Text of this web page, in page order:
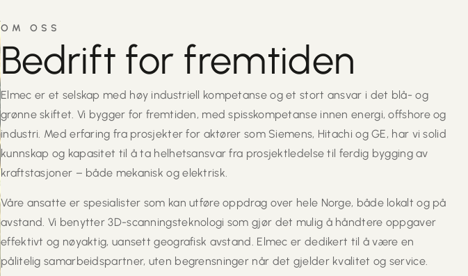
OM OSS
Bedrift for fremtiden
Elmec er et selskap med høy industriell kompetanse og et stort ansvar i det blå- og
grønne skiftet. Vi bygger for fremtiden, med spisskompetanse innen energi, offshore og
industri. Med erfaring fra prosjekter for aktører som Siemens, Hitachi og GE, har vi solid
kunnskap og kapasitet til å ta helhetsansvar fra prosjektledelse til ferdig bygging av
kraftstasjoner – både mekanisk og elektrisk.
Våre ansatte er spesialister som kan utføre oppdrag over hele Norge, både lokalt og på
avstand. Vi benytter 3D-scanningsteknologi som gjør det mulig å håndtere oppgaver
effektivt og nøyaktig, uansett geografisk avstand. Elmec er dedikert til å være en
pålitelig samarbeidspartner, uten begrensninger når det gjelder kvalitet og service.